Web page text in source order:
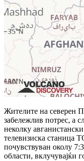
Жителите на северен
забележлив потрес, а
неколку
телевизиска станица
почувствуван околу
области, вклучувајќи